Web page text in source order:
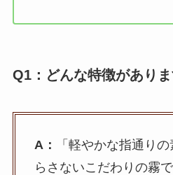
Q1：どんな特徴がありま
A：
「軽やかな指通り
らさないこだわりの霧で